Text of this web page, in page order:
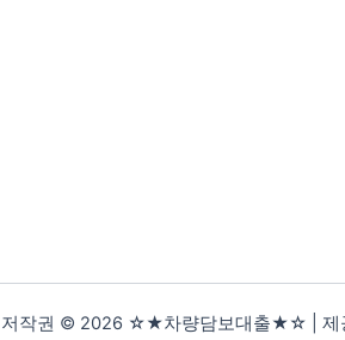
저작권 © 2026 ☆★차량담보대출★☆ | 제